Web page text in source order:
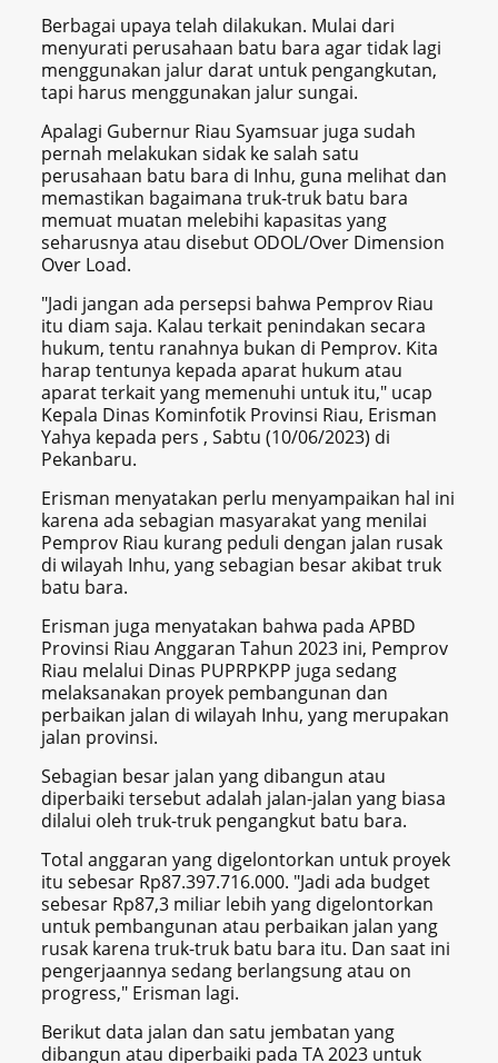
Berbagai upaya telah dilakukan. Mulai dari
menyurati perusahaan batu bara agar tidak lagi
menggunakan jalur darat untuk pengangkutan,
tapi harus menggunakan jalur sungai.
Apalagi Gubernur Riau Syamsuar juga sudah
pernah melakukan sidak ke salah satu
perusahaan batu bara di Inhu, guna melihat dan
memastikan bagaimana truk-truk batu bara
memuat muatan melebihi kapasitas yang
seharusnya atau disebut ODOL/Over Dimension
Over Load.
"Jadi jangan ada persepsi bahwa Pemprov Riau
itu diam saja. Kalau terkait penindakan secara
hukum, tentu ranahnya bukan di Pemprov. Kita
harap tentunya kepada aparat hukum atau
aparat terkait yang memenuhi untuk itu," ucap
Kepala Dinas Kominfotik Provinsi Riau, Erisman
Yahya kepada pers , Sabtu (10/06/2023) di
Pekanbaru.
Erisman menyatakan perlu menyampaikan hal ini
karena ada sebagian masyarakat yang menilai
Pemprov Riau kurang peduli dengan jalan rusak
di wilayah Inhu, yang sebagian besar akibat truk
batu bara.
Erisman juga menyatakan bahwa pada APBD
Provinsi Riau Anggaran Tahun 2023 ini, Pemprov
Riau melalui Dinas PUPRPKPP juga sedang
melaksanakan proyek pembangunan dan
perbaikan jalan di wilayah Inhu, yang merupakan
jalan provinsi.
Sebagian besar jalan yang dibangun atau
diperbaiki tersebut adalah jalan-jalan yang biasa
dilalui oleh truk-truk pengangkut batu bara.
Total anggaran yang digelontorkan untuk proyek
itu sebesar Rp87.397.716.000. "Jadi ada budget
sebesar Rp87,3 miliar lebih yang digelontorkan
untuk pembangunan atau perbaikan jalan yang
rusak karena truk-truk batu bara itu. Dan saat ini
pengerjaannya sedang berlangsung atau on
progress," Erisman lagi.
Berikut data jalan dan satu jembatan yang
dibangun atau diperbaiki pada TA 2023 untuk